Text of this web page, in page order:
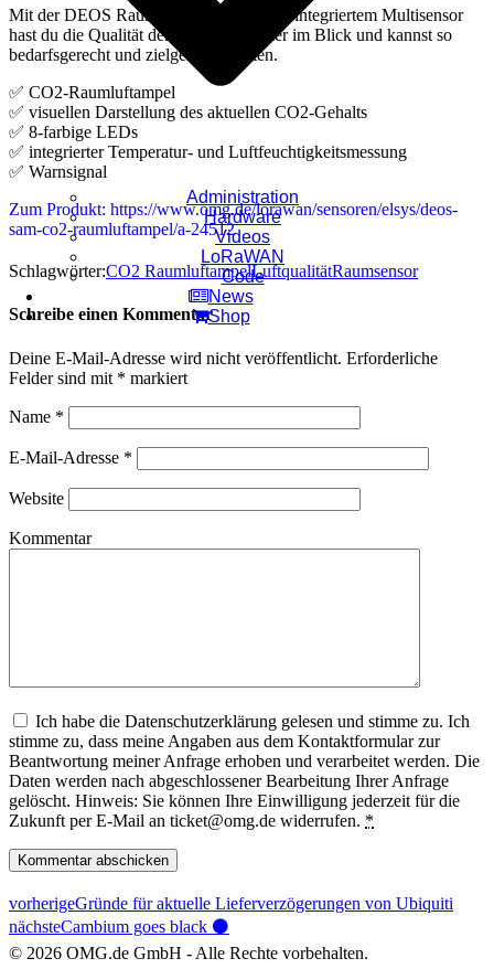
Administration
Hardware
Videos
LoRaWAN
Code
News
Shop
Mit der DEOS Raumluftampel inklusive integriertem Multisensor
hast du die Qualität der Raumluft immer im Blick und kannst so
bedarfsgerecht und zielgerichtet lüften.
✅ CO2-Raumluftampel
✅ visuellen Darstellung des aktuellen CO2-Gehalts
✅ 8-farbige LEDs
✅ integrierter Temperatur- und Luftfeuchtigkeitsmessung
✅ Warnsignal
Zum Produkt: https://www.omg.de/lorawan/sensoren/elsys/deos-
sam-co2-raumluftampel/a-24512
Schlagwörter:CO2 RaumluftampelLuftqualitätRaumsensor
Schreibe einen Kommentar
Deine E-Mail-Adresse wird nicht veröffentlicht. Erforderliche
Felder sind mit * markiert
Name *
E-Mail-Adresse *
Website
Kommentar
Ich habe die Datenschutzerklärung gelesen und stimme zu. Ich
stimme zu, dass meine Angaben aus dem Kontaktformular zur
Beantwortung meiner Anfrage erhoben und verarbeitet werden. Die
Daten werden nach abgeschlossener Bearbeitung Ihrer Anfrage
gelöscht. Hinweis: Sie können Ihre Einwilligung jederzeit für die
Zukunft per E-Mail an ticket@omg.de widerrufen. *
vorherigeGründe für aktuelle Lieferverzögerungen von Ubiquiti
nächsteCambium goes black ⚫️
© 2026 OMG.de GmbH - Alle Rechte vorbehalten.